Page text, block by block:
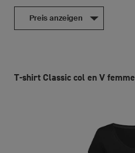
Preis anzeigen
T-shirt Classic col en V femme